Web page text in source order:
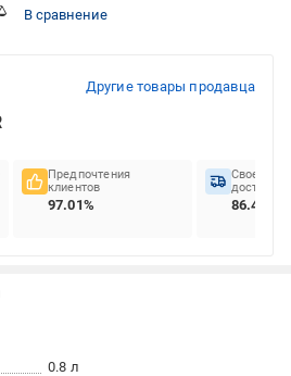
В сравнение
Другие товары продавца
Предпочтения
клиентов
97.01%
доставок
86.4%
0.8 л